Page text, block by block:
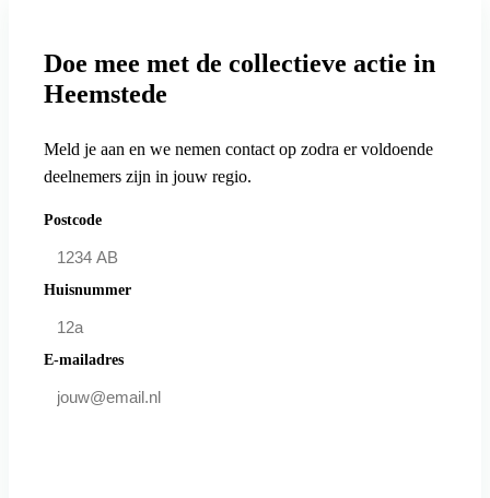
Doe mee met de collectieve actie in
Heemstede
Meld je aan en we nemen contact op zodra er voldoende
deelnemers zijn in jouw regio.
Postcode
Huisnummer
E-mailadres